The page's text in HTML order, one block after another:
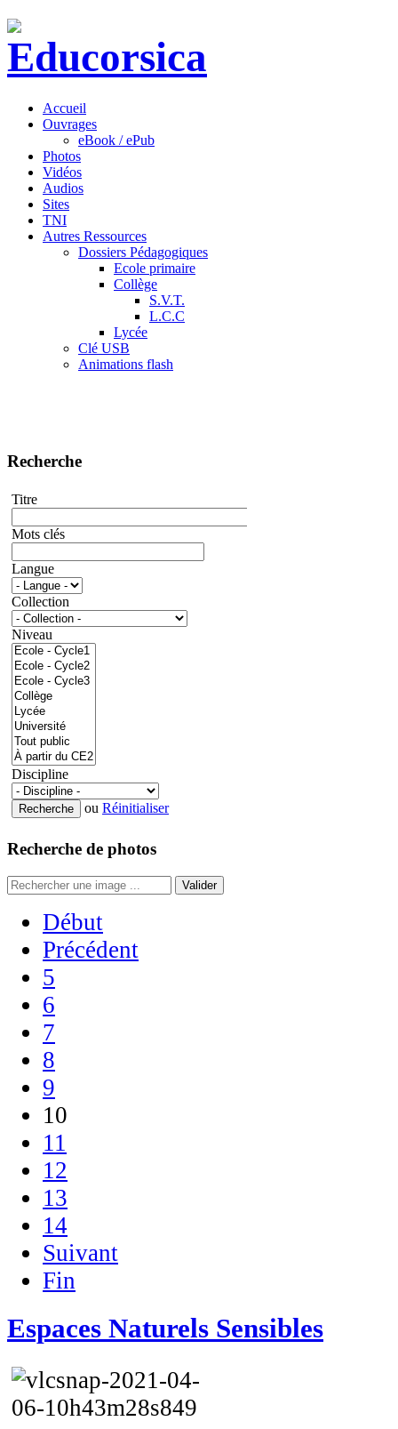
Accueil
Ouvrages
eBook / ePub
Photos
Vidéos
Audios
Sites
TNI
Autres Ressources
Dossiers Pédagogiques
Ecole primaire
Collège
S.V.T.
L.C.C
Lycée
Clé USB
Animations flash
Recherche
Titre
Mots clés
Langue
Collection
Niveau
Discipline
ou Réinitialiser
Recherche de photos
Valider
Début
Précédent
5
6
7
8
9
10
11
12
13
14
Suivant
Fin
Espaces Naturels Sensibles